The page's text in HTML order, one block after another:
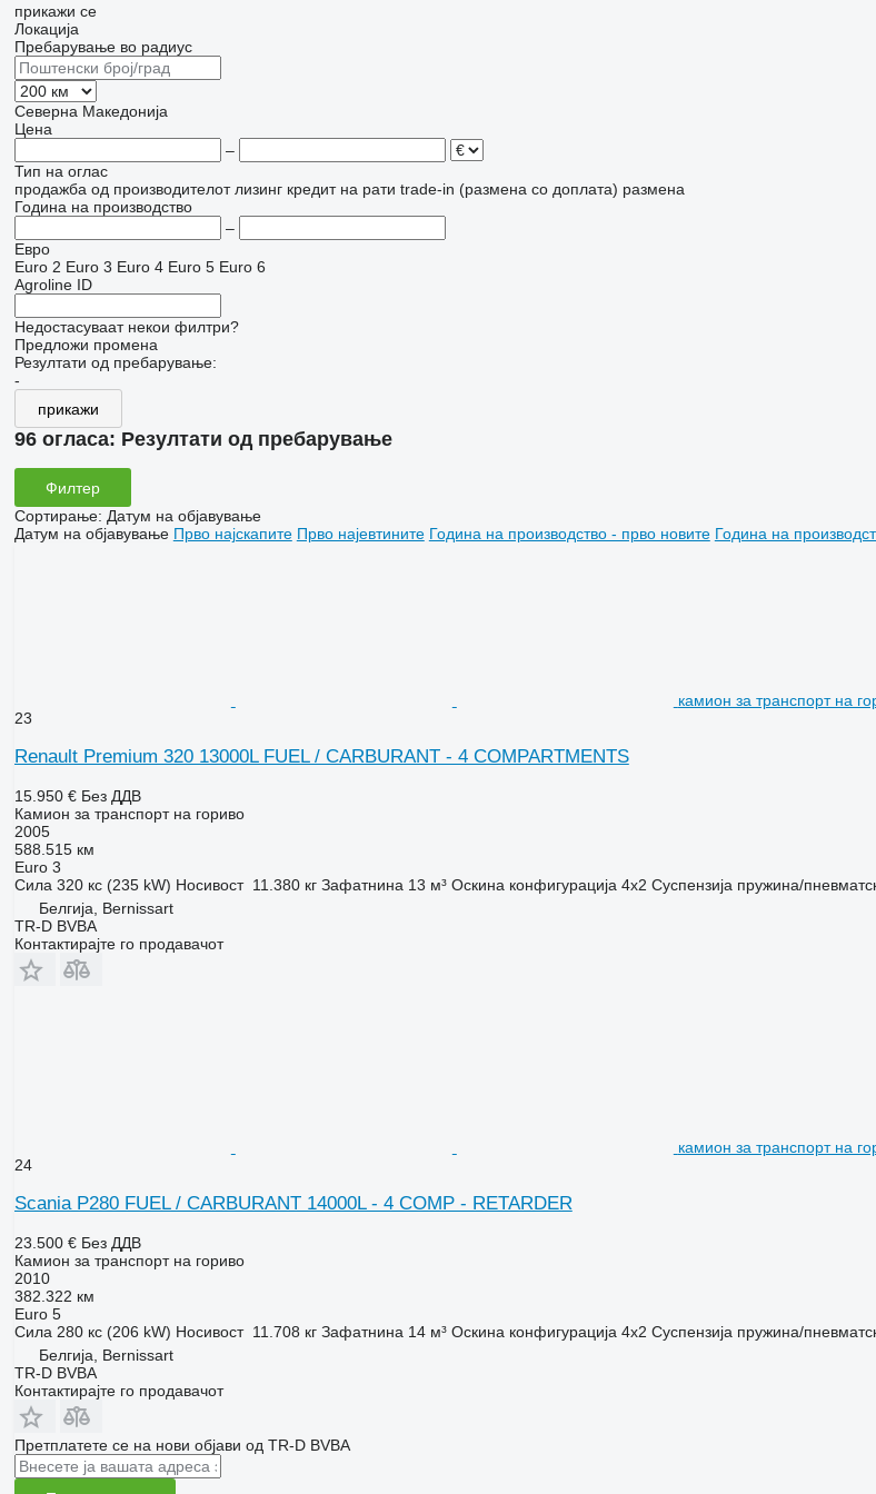
прикажи се
Локација
Пребарување во радиус
Северна Македонија
Цена
–
Тип на оглас
продажба од производителот лизинг кредит на рати trade-in (размена со доплата) размена
Година на производство
–
Евро
Euro 2 Euro 3 Euro 4 Euro 5 Euro 6
Agroline ID
Недостасуваат некои филтри?
Предложи промена
Резултати од пребарување:
-
прикажи
96 огласа: Резултати од пребарување
Филтер
Сортирање: Датум на објавување
Датум на објавување Прво најскапите Прво најевтините Година на производство - прво новите Година на
камион за транспорт на
23
Renault Premium 320 13000L FUEL / CARBURANT - 4 COMPARTMENTS
15.950 € Без ДДВ
Камион за транспорт на гориво
2005
588.515 км
Euro 3
Сила 320 кс (235 kW) Носивост 11.380 кг Зафатнина 13 м³ Оскина конфигурација 4x2 Суспензија пружина/
Белгија, Bernissart
TR-D BVBA
Контактирајте го продавачот
камион за транспорт на
24
Scania P280 FUEL / CARBURANT 14000L - 4 COMP - RETARDER
23.500 € Без ДДВ
Камион за транспорт на гориво
2010
382.322 км
Euro 5
Сила 280 кс (206 kW) Носивост 11.708 кг Зафатнина 14 м³ Оскина конфигурација 4x2 Суспензија пружина/
Белгија, Bernissart
TR-D BVBA
Контактирајте го продавачот
Претплатете се на нови објави од TR-D BVBA